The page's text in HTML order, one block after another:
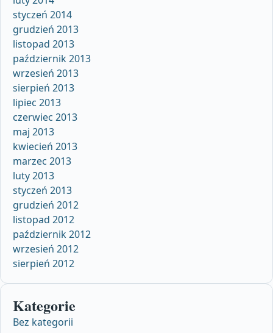
styczeń 2014
grudzień 2013
listopad 2013
październik 2013
wrzesień 2013
sierpień 2013
lipiec 2013
czerwiec 2013
maj 2013
kwiecień 2013
marzec 2013
luty 2013
styczeń 2013
grudzień 2012
listopad 2012
październik 2012
wrzesień 2012
sierpień 2012
Kategorie
Bez kategorii